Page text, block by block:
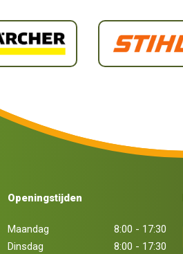
Openingstijden
Maandag
8:00 - 17:30
Dinsdag
8:00 - 17:30